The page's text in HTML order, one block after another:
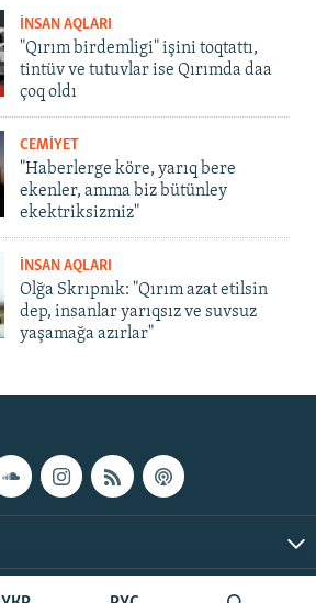
İNSAN AQLARI
"Qırım birdemligi" işini toqtattı,
tintüv ve tutuvlar ise Qırımda daa
çoq oldı
CEMİYET
"Haberlerge köre, yarıq bere
ekenler, amma biz bütünley
ekektriksizmiz"
İNSAN AQLARI
Olğa Skrıpnık: "Qırım azat etilsin
dep, insanlar yarıqsız ve suvsuz
yaşamağa azırlar"
© Qırım.Aqiqat, 2026 | All Rights Reserved.